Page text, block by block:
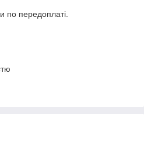
по передоплаті.